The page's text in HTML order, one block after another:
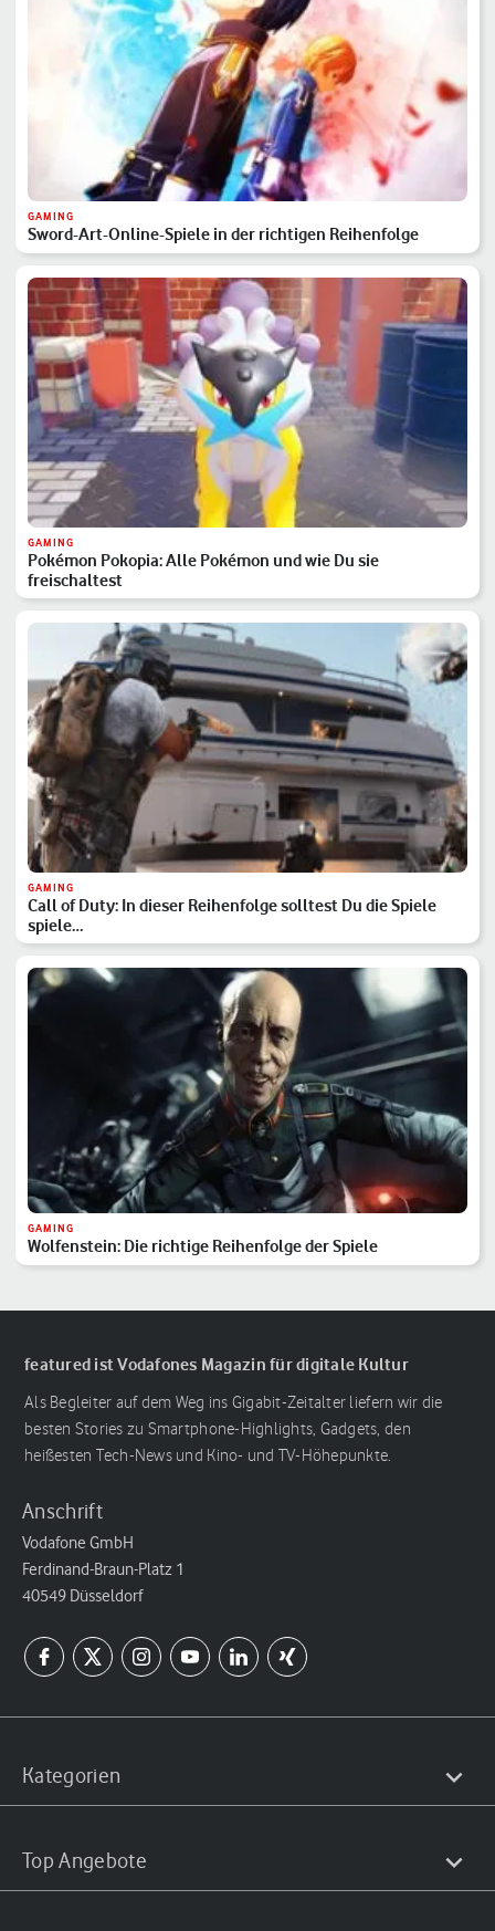
GAMING
Sword-Art-Online-Spiele in der richtigen Reihenfolge
GAMING
Pokémon Pokopia: Alle Pokémon und wie Du sie
freischaltest
GAMING
Call of Duty: In dieser Reihenfolge solltest Du die Spiele
spiele…
GAMING
Wolfenstein: Die richtige Reihenfolge der Spiele
featured ist Vodafones Magazin für digitale Kultur
Als Begleiter auf dem Weg ins Gigabit-Zeitalter liefern wir die
besten Stories zu Smartphone-Highlights, Gadgets, den
heißesten Tech-News und Kino- und TV-Höhepunkte.
Anschrift
Vodafone GmbH
Ferdinand-Braun-Platz 1
40549 Düsseldorf
Kategorien
Top Angebote